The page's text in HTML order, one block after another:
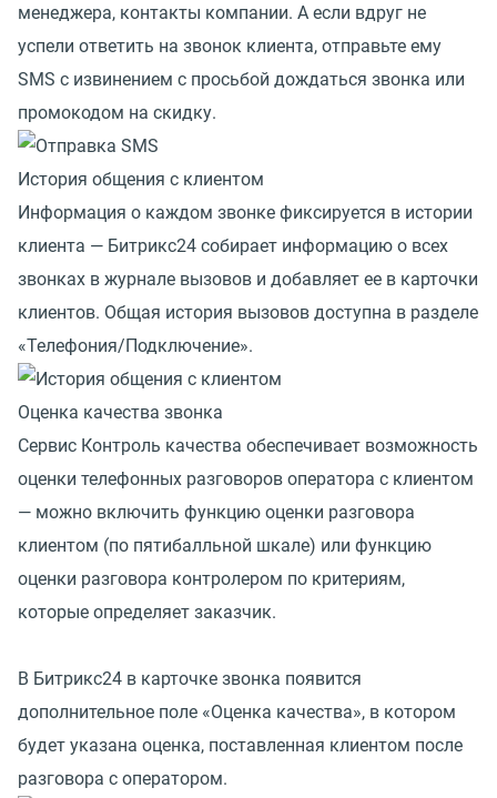
менеджера, контакты компании. А если вдруг не
успели ответить на звонок клиента, отправьте ему
SMS с извинением с просьбой дождаться звонка или
промокодом на скидку.
История общения с клиентом
Информация о каждом звонке фиксируется в истории
клиента — Битрикс24 собирает информацию о всех
звонках в журнале вызовов и добавляет ее в карточки
клиентов. Общая история вызовов доступна в разделе
«Телефония/Подключение».
Оценка качества звонка
Сервис Контроль качества обеспечивает возможность
оценки телефонных разговоров оператора с клиентом
— можно включить функцию оценки разговора
клиентом (по пятибалльной шкале) или функцию
оценки разговора контролером по критериям,
которые определяет заказчик.
В Битрикс24 в карточке звонка появится
дополнительное поле «Оценка качества», в котором
будет указана оценка, поставленная клиентом после
разговора с оператором.